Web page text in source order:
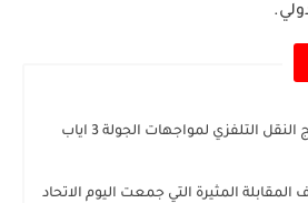
التلفزي لمواجهات الجولة 3 اياب
المقابلة المثيرة التي جمعت اليوم الاتحاد